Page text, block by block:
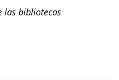
las bibliotecas